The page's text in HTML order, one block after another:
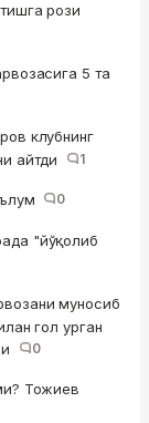
рози
5 та
клубнинг
айтди
1
0
"йўқолиб
муносиб
гол урган
0
Тожиев